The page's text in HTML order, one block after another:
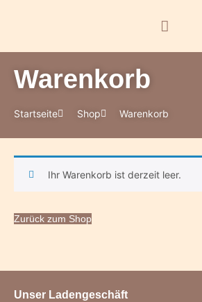
Warenkorb
Startseite Shop Warenkorb
Ihr Warenkorb ist derzeit leer.
Zurück zum Shop
Unser Ladengeschäft